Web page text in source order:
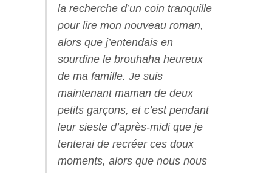
la recherche d’un coin tranquille
pour lire mon nouveau roman,
alors que j’entendais en
sourdine le brouhaha heureux
de ma famille. Je suis
maintenant maman de deux
petits garçons, et c’est pendant
leur sieste d’après-midi que je
tenterai de recréer ces doux
moments, alors que nous nous